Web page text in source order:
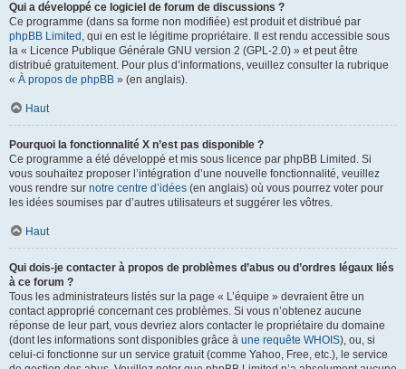
Qui a développé ce logiciel de forum de discussions ?
Ce programme (dans sa forme non modifiée) est produit et distribué par
phpBB Limited , qui en est le légitime propriétaire. Il est rendu accessible sous
la « Licence Publique Générale GNU version 2 (GPL-2.0) » et peut être
distribué gratuitement. Pour plus d’informations, veuillez consulter la rubrique
« À propos de phpBB » (en anglais).
Haut
Pourquoi la fonctionnalité X n’est pas disponible ?
Ce programme a été développé et mis sous licence par phpBB Limited. Si
vous souhaitez proposer l’intégration d’une nouvelle fonctionnalité, veuillez
vous rendre sur notre centre d’idées (en anglais) où vous pourrez voter pour
les idées soumises par d’autres utilisateurs et suggérer les vôtres.
Haut
Qui dois-je contacter à propos de problèmes d’abus ou d’ordres légaux liés
à ce forum ?
Tous les administrateurs listés sur la page « L’équipe » devraient être un
contact approprié concernant ces problèmes. Si vous n’obtenez aucune
réponse de leur part, vous devriez alors contacter le propriétaire du domaine
(dont les informations sont disponibles grâce à une requête WHOIS), ou, si
celui-ci fonctionne sur un service gratuit (comme Yahoo, Free, etc.), le service